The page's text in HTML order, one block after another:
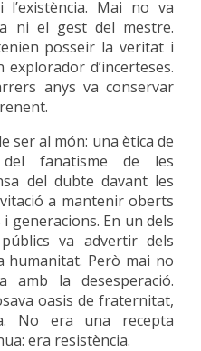
l’existència. Mai no va
ni el gest del mestre.
posseir la veritat i
d’incerteses.
anys va conservar
ser al món: una ètica de
fanatisme de les
del dubte davant les
a mantenir oberts
generacions. En un dels
va advertir dels
humanitat. Però mai no
amb la desesperació.
oasis de fraternitat,
No era una recepta
era resistència.